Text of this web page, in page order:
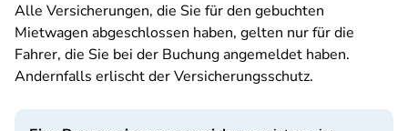
Alle Versicherungen, die Sie für den gebuchten
Mietwagen abgeschlossen haben, gelten nur für die
Fahrer, die Sie bei der Buchung angemeldet haben.
Andernfalls erlischt der Versicherungsschutz.